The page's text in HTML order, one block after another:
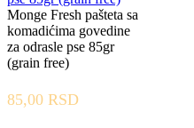
Monge Fresh pašteta sa
komadićima govedine
za odrasle pse 85gr
(grain free)
85,00 RSD